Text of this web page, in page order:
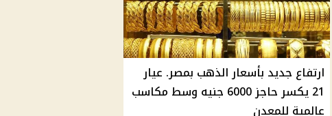
ارتفاع جديد بأسعار الذهب بمصر. عيار
21 يكسر حاجز 6000 جنيه وسط مكاسب
عالمية للمعدن